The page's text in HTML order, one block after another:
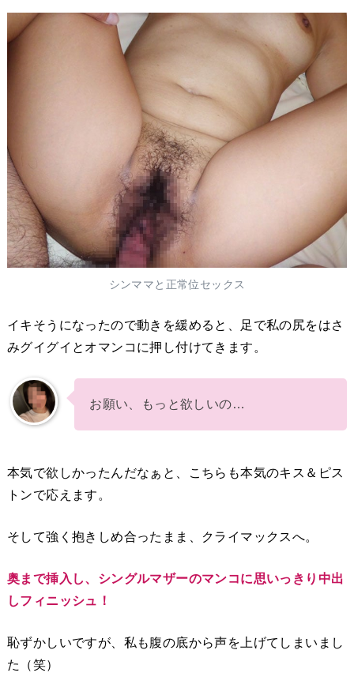
シンママと正常位セックス
イキそうになったので動きを緩めると、足で私の尻をはさ
みグイグイとオマンコに押し付けてきます。
お願い、もっと欲しいの…
本気で欲しかったんだなぁと、こちらも本気のキス＆ピス
トンで応えます。
そして強く抱きしめ合ったまま、クライマックスへ。
奥まで挿入し、シングルマザーのマンコに思いっきり中出
しフィニッシュ！
恥ずかしいですが、私も腹の底から声を上げてしまいまし
た（笑）